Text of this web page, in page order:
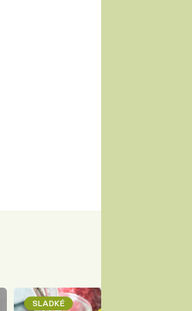
SLADKÉ